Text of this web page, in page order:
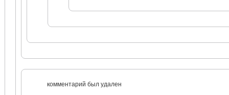
комментарий был удален